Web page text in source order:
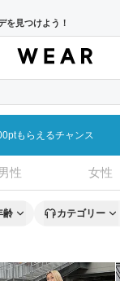
を見つけよう！
もらえるチャンス
性 女性
齢 カテゴリー